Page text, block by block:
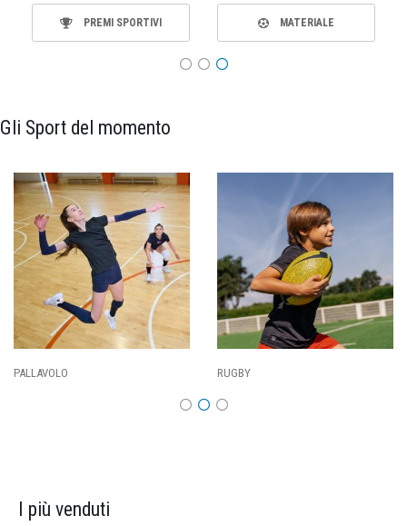
TUTTI GLI SPORT ABBIGLIAMENTO
Gli Sport del momento
I più venduti